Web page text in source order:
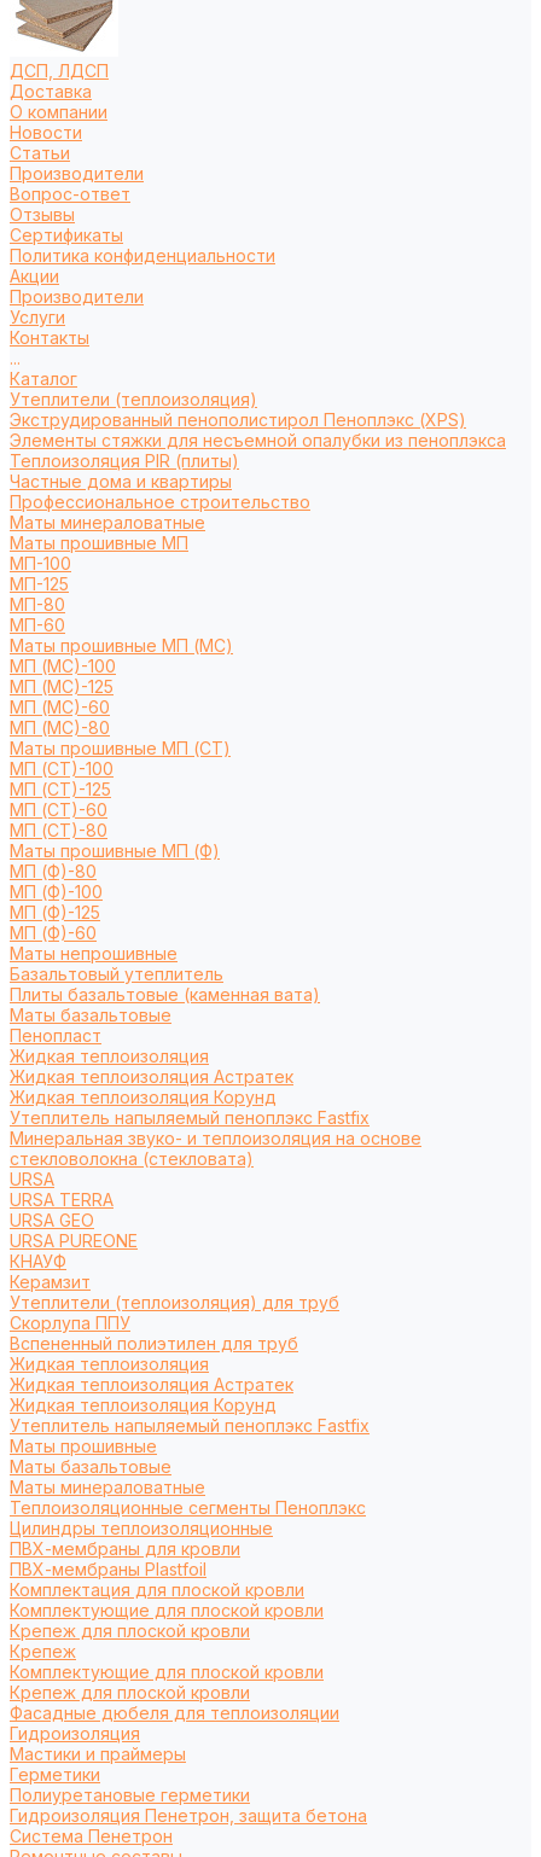
ДСП, ЛДСП
Доставка
О компании
Новости
Статьи
Производители
Вопрос-ответ
Отзывы
Сертификаты
Политика конфиденциальности
Акции
Производители
Услуги
Контакты
...
Каталог
Утеплители (теплоизоляция)
Экструдированный пенополистирол Пеноплэкс (XPS)
Элементы стяжки для несъемной опалубки из пеноплэкса
Теплоизоляция PIR (плиты)
Частные дома и квартиры
Профессиональное строительство
Маты минераловатные
Маты прошивные МП
МП-100
МП-125
МП-80
МП-60
Маты прошивные МП (МС)
МП (МС)-100
МП (МС)-125
МП (МС)-60
МП (МС)-80
Маты прошивные МП (СТ)
МП (СТ)-100
МП (СТ)-125
МП (СТ)-60
МП (СТ)-80
Маты прошивные МП (Ф)
МП (Ф)-80
МП (Ф)-100
МП (Ф)-125
МП (Ф)-60
Маты непрошивные
Базальтовый утеплитель
Плиты базальтовые (каменная вата)
Маты базальтовые
Пенопласт
Жидкая теплоизоляция
Жидкая теплоизоляция Астратек
Жидкая теплоизоляция Корунд
Утеплитель напыляемый пеноплэкс Fastfix
Минеральная звуко- и теплоизоляция на основе
стекловолокна (стекловата)
URSA
URSA TERRA
URSA GEO
URSA PUREONE
КНАУФ
Керамзит
Утеплители (теплоизоляция) для труб
Cкорлупа ППУ
Вспененный полиэтилен для труб
Жидкая теплоизоляция
Жидкая теплоизоляция Астратек
Жидкая теплоизоляция Корунд
Утеплитель напыляемый пеноплэкс Fastfix
Маты прошивные
Маты базальтовые
Маты минераловатные
Теплоизоляционные сегменты Пеноплэкс
Цилиндры теплоизоляционные
ПВХ-мембраны для кровли
ПВХ-мембраны Plastfoil
Комплектация для плоской кровли
Комплектующие для плоской кровли
Крепеж для плоской кровли
Крепеж
Комплектующие для плоской кровли
Крепеж для плоской кровли
Фасадные дюбеля для теплоизоляции
Гидроизоляция
Мастики и праймеры
Герметики
Полиуретановые герметики
Гидроизоляция Пенетрон, защита бетона
Система Пенетрон